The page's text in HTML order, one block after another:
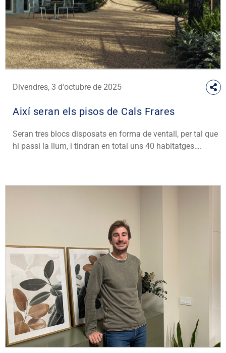
Divendres, 3 d'octubre de 2025
Així seran els pisos de Cals Frares
Seran tres blocs disposats en forma de ventall, per tal que
hi passi la llum, i tindran en total uns 40 habitatges….